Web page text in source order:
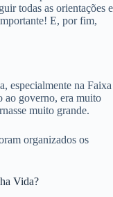
todas as orientações e
E, por fim,
especialmente na Faixa
ao governo, era muito
muito grande.
organizados os
Vida?